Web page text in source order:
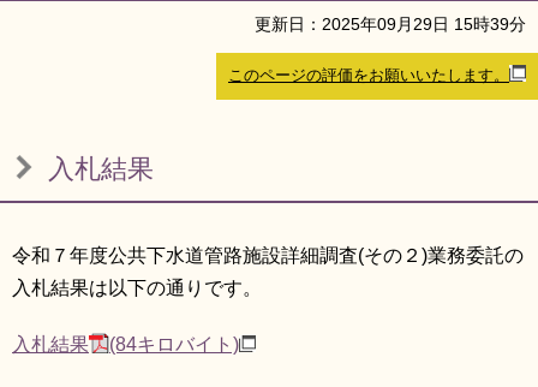
更新日： 2025年09月 29日 15時39分
このページの評価をお願いいたします。
入札結果
令和７年度公共下水道管路施設詳細調査(その２)業務委託の
入札結果は以下の通りです。
入札結果 (84キロバイト)